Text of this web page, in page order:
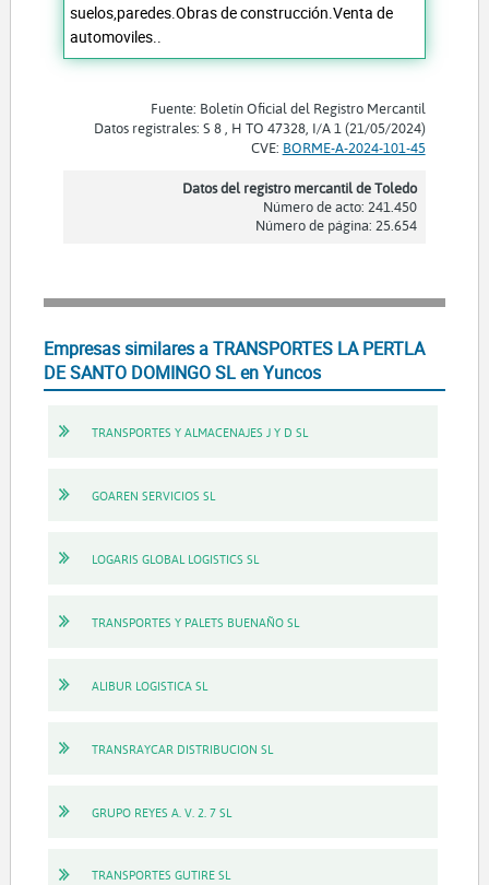
suelos,paredes.Obras de construcción.Venta de
automoviles..
Fuente: Boletín Oficial del Registro Mercantil
Datos registrales: S 8 , H TO 47328, I/A 1 (21/05/2024)
CVE: BORME-A-2024-101-45
Datos del registro mercantil de Toledo
Número de acto: 241.450
Número de página: 25.654
Empresas similares a TRANSPORTES LA PERTLA
DE SANTO DOMINGO SL en Yuncos
TRANSPORTES Y ALMACENAJES J Y D SL
GOAREN SERVICIOS SL
LOGARIS GLOBAL LOGISTICS SL
TRANSPORTES Y PALETS BUENAÑO SL
ALIBUR LOGISTICA SL
TRANSRAYCAR DISTRIBUCION SL
GRUPO REYES A. V. 2. 7 SL
TRANSPORTES GUTIRE SL